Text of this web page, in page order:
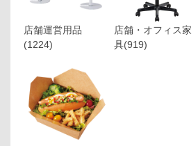
店舗運営用品
(1224)
店舗・オフィス家
具(919)